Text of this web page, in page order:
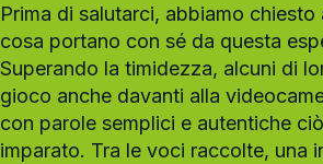
Prima di salutarci, abbiamo chiesto
cosa portano con sé da questa
Superando la timidezza, alcuni di
gioco anche davanti alla
con parole semplici e autentiche
imparato. Tra le voci raccolte, una